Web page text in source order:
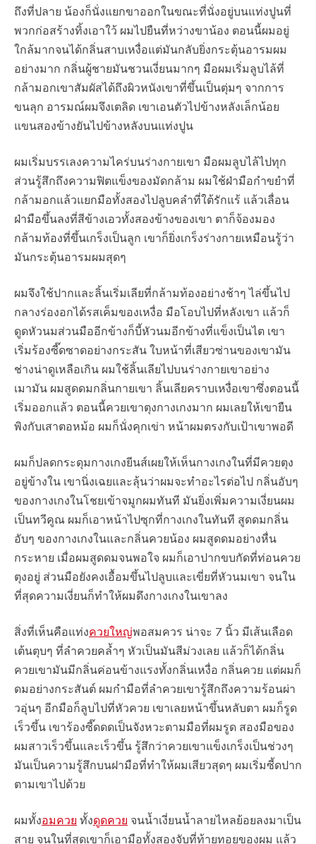
ถึงที่ปลาย น้องก็นั่งแยกขาออกในขณะที่นั่งอยู่บนแท่งปูนที่
พวกก่อสร้างทิ้งเอาใว้ ผมไปยืนที่หว่างขาน้อง ตอนนี้ผมอยู่
ใกล้มากจนได้กลิ่นสาบเหงื่อแต่มันกลับยิ่งกระตุ้นอารมผม
อย่างมาก กลิ่นผู้ชายมันชวนเงี่ยนมากๆ มือผมเริ่มลูบไล้ที่
กล้ามอกเขาสัมผัสได้ถึงผิวหนังเขาที่ขึ้นเป็นตุ่มๆ จากการ
ขนลุก อารมณ์ผมจึงเตลิด เขาเอนตัวไปข้างหลังเล็กน้อย
แขนสองข้างยันไปข้างหลังบนแท่งปูน
ผมเริ่มบรรเลงความไคร่บนร่างกายเขา มือผมลูบไล้ไปทุก
ส่วนรู้สึกถึงความฟิตแข็งของมัดกล้าม ผมใช้ฝ่ามือกำขยำที่
กล้ามอกแล้วแยกมือทั้งสองไปลูบคลำที่ใต้รักแร้ แล้วเลื่อน
ฝ่ามือขึ้นลงที่สีข้างเอวทั้งสองข้างของเขา ตาก็จ้องมอง
กล้ามท้องที่ขึ้นเกร็งเป็นลูก เขาก็ยิ่งเกร็งร่างกายเหมือนรู้ว่า
มันกระตุ้นอารมผมสุดๆ
ผมจึงใช้ปากและลิ้นเริ่มเลียที่กล้ามท้องอย่างช้าๆ ไล่ขึ้นไป
กลางร่องอกได้รสเค็มของเหงื่อ มือโอบไปที่หลังเขา แล้วก็
ดูดหัวนมส่วนมืออีกข้างก็บี้หัวนมอีกข้างที่แข็งเป็นไต เขา
เริ่มร้องซี๊ดซาดอย่างกระสัน ใบหน้าที่เสียวซ่านของเขามัน
ช่างน่าดูเหลือเกิน ผมใช้ลิ้นเลียไปบนร่างกายเขาอย่าง
เมามัน ผมสูดดมกลิ่นกายเขา ลิ้นเลียคราบเหงื่อเขาซึ่งตอนนี้
เริ่มออกแล้ว ตอนนี้ควยเขาตุงกางเกงมาก ผมเลยให้เขายืน
พิงกับเสาตอหม้อ ผมก็นั่งคุกเข่า หน้าผมตรงกับเป้าเขาพอดี
ผมก็ปลดกระดุมกางเกงยีนส์เผยให้เห็นกางเกงในที่มีควยตุง
อยู่ข้างใน เขานิ่งเฉยและลุ้นว่าผมจะทำอะไรต่อไป กลิ่นอับๆ
ของกางเกงในโชยเข้าจมูกผมทันที มันยิ่งเพิ่มความเงี่ยนผม
เป็นทวีคูณ ผมก็เอาหน้าไปซุกที่กางเกงในทันที สูดดมกลิ่น
อับๆ ของกางเกงในและกลิ่นควยน้อง ผมสูดดมอย่างหื่น
กระหาย เมื่อผมสูดดมจนพอใจ ผมก็เอาปากขบกัดที่ท่อนควย
ตุงอยู่ ส่วนมือยังคงเอื้อมขึ้นไปลูบและเขี่ยที่หัวนมเขา จนใน
ที่สุดความเงี่ยนก็ทำให้ผมดึงกางเกงในเขาลง
สิ่งที่เห็นคือแท่งควยใหญ่พอสมควร น่าจะ 7 นิ้ว มีเส้นเลือด
เต้นตุบๆ ที่ลำควยคลํ้าๆ หัวเป็นมันสีม่วงเลย แล้วก็ได้กลิ่น
ควยเขามันมีกลิ่นค่อนข้างแรงทั้งกลิ่นเหงื่อ กลิ่นควย แต่ผมก็
ดมอย่างกระสันต์ ผมกำมือที่ลำควยเขารู้สึกถึงความร้อนผ่า
วอุ่นๆ อีกมือก็ลูบไปที่หัวควย เขาเลยหน้าขึ้นหลับตา ผมก็รูด
เร็วขึ้น เขาร้องซี๊ดดดเป็นจังหวะตามมือที่ผมรูด สองมือของ
ผมสาวเร็วขึ้นและเร็วขึ้น รู้สึกว่าควยเขาแข็งเกร็งเป็นช่วงๆ
มันเป็นความรู้สึกบนฝามือที่ทำให้ผมเสียวสุดๆ ผมเริ่มซี้ดปาก
ตามเขาไปด้วย
ผมทั้งอมควย ทั้งดูดควย จนนํ้าเงี่ยนนํ้าลายไหลย้อยลงมาเป็น
สาย จนในที่สุดเขาก็เอามือทั้งสองจับที่ท้ายทอยของผม แล้ว